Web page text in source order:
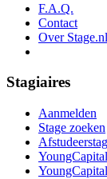
F.A.Q.
Contact
Over Stage.nl
Stagiaires
Aanmelden
Stage zoeken